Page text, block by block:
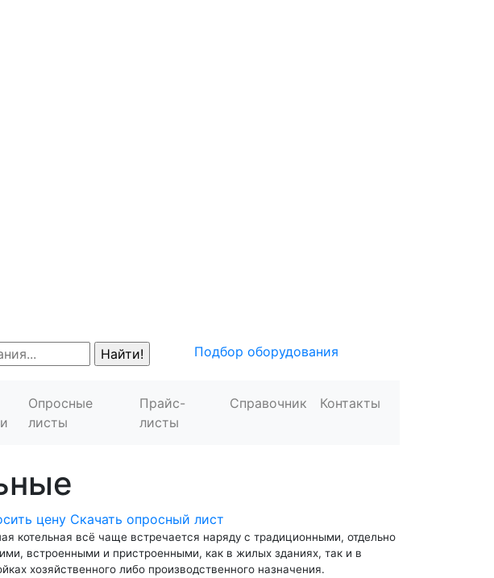
Подбор оборудования
Опросные
листы
Прайс-
листы
Справочник Контакты
цену Скачать опросный лист
котельная всё чаще встречается наряду с традиционными, отдельно
встроенными и пристроенными, как в жилых зданиях, так и в
хозяйственного либо производственного назначения.